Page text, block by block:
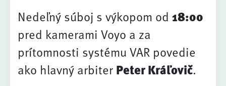
Nedeľný súboj s výkopom od 18:00
pred kamerami Voyo a za
prítomnosti systému VAR povedie
ako hlavný arbiter Peter Kráľovič.